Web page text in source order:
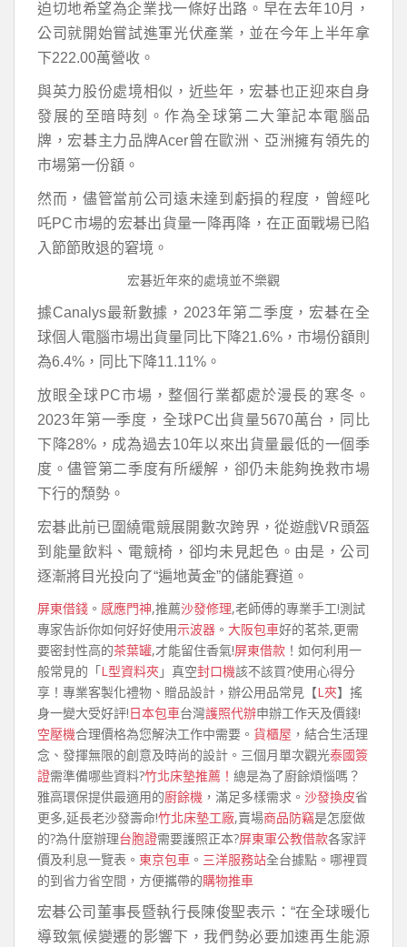
迫切地希望為企業找一條好出路。早在去年10月，
公司就開始嘗試進軍光伏產業，並在今年上半年拿
下222.00萬營收。
與英力股份處境相似，近些年，宏碁也正迎來自身
發展的至暗時刻。作為全球第二大筆記本電腦品
牌，宏碁主力品牌Acer曾在歐洲、亞洲擁有領先的
市場第一份額。
然而，儘管當前公司遠未達到虧損的程度，曾經叱
吒PC市場的宏碁出貨量一降再降，在正面戰場已陷
入節節敗退的窘境。
宏碁近年來的處境並不樂觀
據Canalys最新數據，2023年第二季度，宏碁在全
球個人電腦市場出貨量同比下降21.6%，市場份額則
為6.4%，同比下降11.11%。
放眼全球PC市場，整個行業都處於漫長的寒冬。
2023年第一季度，全球PC出貨量5670萬台，同比
下降28%，成為過去10年以來出貨量最低的一個季
度。儘管第二季度有所緩解，卻仍未能夠挽救市場
下行的頹勢。
宏碁此前已圍繞電競展開數次跨界，從遊戲VR頭盔
到能量飲料、電競椅，卻均未見起色。由是，公司
逐漸將目光投向了“遍地黃金”的儲能賽道。
屏東借錢 。 感應門神,推薦沙發修理,老師傅的專業手工!測試
專家告訴你如何好好使用示波器 。 大阪包車好的茗茶,更需
要密封性高的茶葉罐,才能留住香氣!屏東借款 ！如何利用一
般常見的「L型資料夾 」真空封口機該不該買?使用心得分
享！專業客製化禮物、贈品設計，辦公用品常見【L夾】搖
身一變大受好評!日本包車台灣護照代辦申辦工作天及價錢!
空壓機合理價格為您解決工作中需要。 貨櫃屋 ，結合生活理
念、發揮無限的創意及時尚的設計。三個月單次觀光泰國簽
證需準備哪些資料?竹北床墊推薦！ 總是為了廚餘煩惱嗎？
雅高環保提供最適用的廚餘機 ，滿足多樣需求。 沙發換皮省
更多,延長老沙發壽命!竹北床墊工廠,賣場商品防竊是怎麼做
的?為什麼辦理台胞證需要護照正本?屏東軍公教借款各家評
價及利息一覽表。 東京包車 。 三洋服務站全台據點。哪裡買
的到省力省空間，方便攜帶的購物推車
宏碁公司董事長暨執行長陳俊聖表示：“在全球暖化
導致氣候變遷的影響下，我們勢必要加速再生能源